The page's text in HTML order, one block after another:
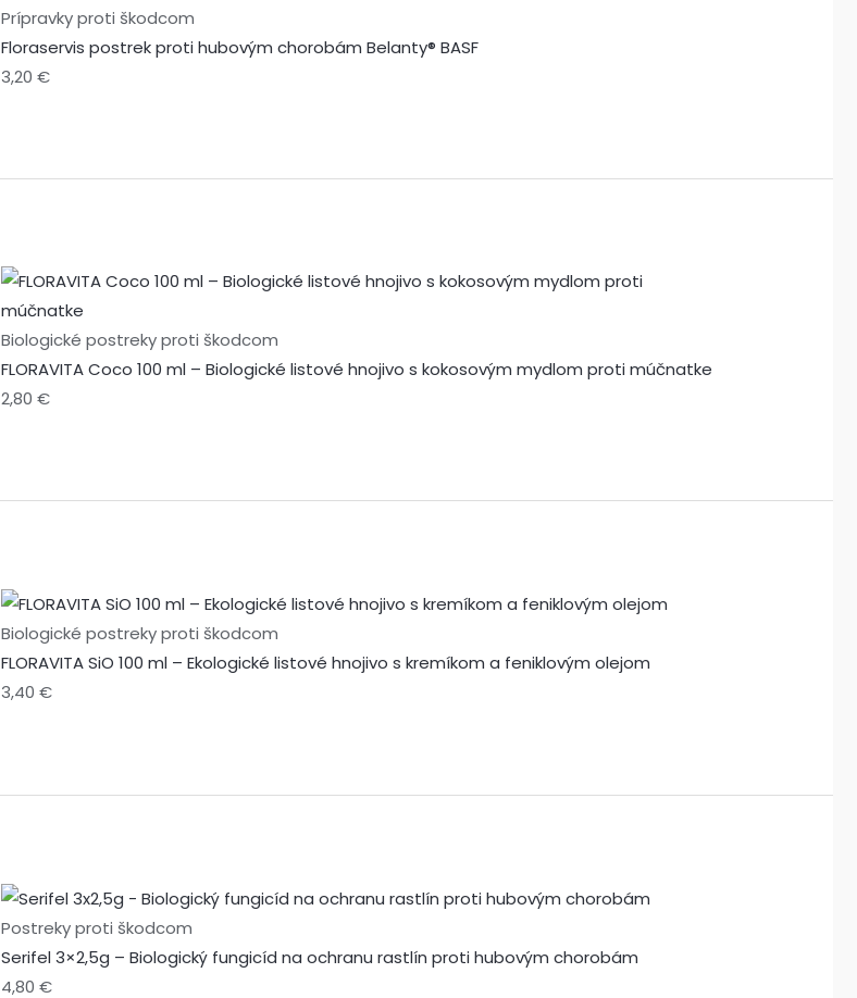
Prípravky proti škodcom
Floraservis postrek proti hubovým chorobám Belanty® BASF
3,20€
Biologické postreky proti škodcom
FLORAVITA Coco 100 ml – Biologické listové hnojivo s kokosovým mydlom proti múčnatke
2,80€
Biologické postreky proti škodcom
FLORAVITA SiO 100 ml – Ekologické listové hnojivo s kremíkom a feniklovým olejom
3,40€
Postreky proti škodcom
Serifel 3×2,5g – Biologický fungicíd na ochranu rastlín proti hubovým chorobám
4,80€